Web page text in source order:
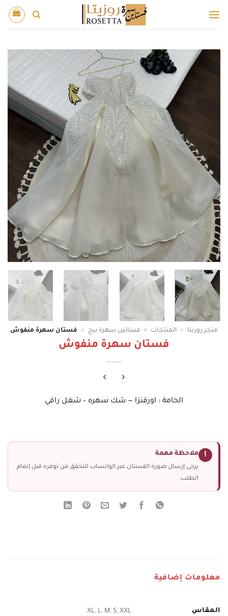
للمحتوى
متجر روزيتا » المنتجات » فساتين سهرة بيج » فستان سهرة منفوش
فستان سهرة منفوش
الخامة : اورقنزا — شك سهره – شغل راقي
! ملاحظة مهمة
يرجى إرسال صورة الفستان عبر الواتساب للتحقق من توفره قبل إتمام
الطلب.
معلومات إضافية
المقاس XL, L, M, S, XXL